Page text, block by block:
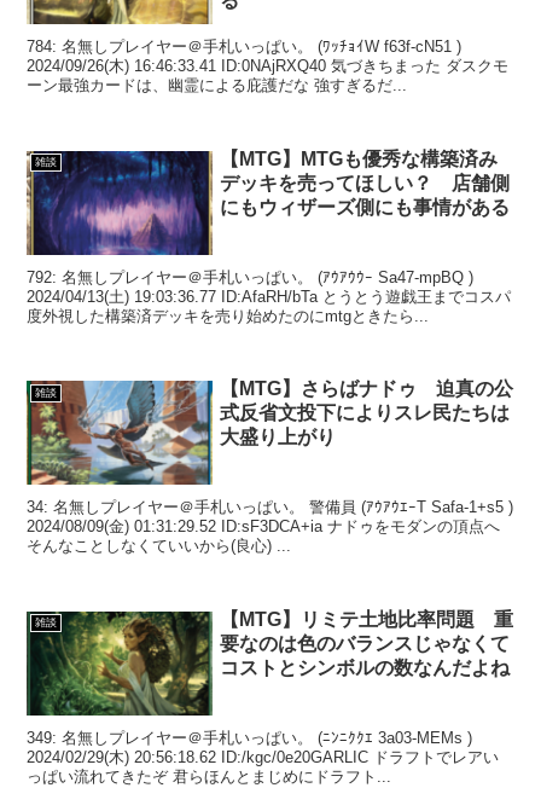
784: 名無しプレイヤー＠手札いっぱい。 (ﾜｯﾁｮｲW f63f-cN51 )
2024/09/26(木) 16:46:33.41 ID:0NAjRXQ40 気づきちまった ダスクモ
ーン最強カードは、幽霊による庇護だな 強すぎるだ...
雑談
【MTG】MTGも優秀な構築済み
デッキを売ってほしい？ 店舗側
にもウィザーズ側にも事情がある
792: 名無しプレイヤー＠手札いっぱい。 (ｱｳｱｳｳｰ Sa47-mpBQ )
2024/04/13(土) 19:03:36.77 ID:AfaRH/bTa とうとう遊戯王までコスパ
度外視した構築済デッキを売り始めたのにmtgときたら...
雑談
【MTG】さらばナドゥ 迫真の公
式反省文投下によりスレ民たちは
大盛り上がり
34: 名無しプレイヤー＠手札いっぱい。 警備員 (ｱｳｱｳｴｰT Safa-1+s5 )
2024/08/09(金) 01:31:29.52 ID:sF3DCA+ia ナドゥをモダンの頂点へ
そんなことしなくていいから(良心) ...
雑談
【MTG】リミテ土地比率問題 重
要なのは色のバランスじゃなくて
コストとシンボルの数なんだよね
349: 名無しプレイヤー＠手札いっぱい。 (ﾆﾝﾆｸｸｴ 3a03-MEMs )
2024/02/29(木) 20:56:18.62 ID:/kgc/0e20GARLIC ドラフトでレアい
っぱい流れてきたぞ 君らほんとまじめにドラフト...